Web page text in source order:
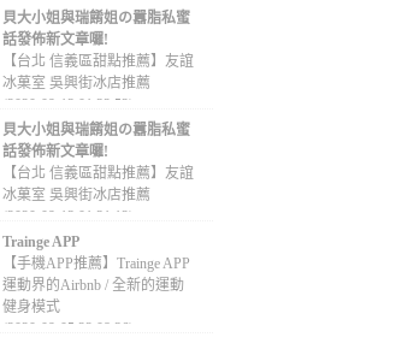
貝大小姐與瑞餚姐の囂脂私蜜
話發佈新文章囉!
【台北 信義區甜點推薦】友誼
冰菓室 吳興街冰店推薦
(2020-09-13 01:32:52)
貝大小姐與瑞餚姐の囂脂私蜜
話發佈新文章囉!
【台北 信義區甜點推薦】友誼
冰菓室 吳興街冰店推薦
(2020-09-13 01:31:12)
Trainge APP
【手機APP推薦】Trainge APP
運動界的Airbnb / 全新的運動
健身模式
(2020-09-05 22:08:36)